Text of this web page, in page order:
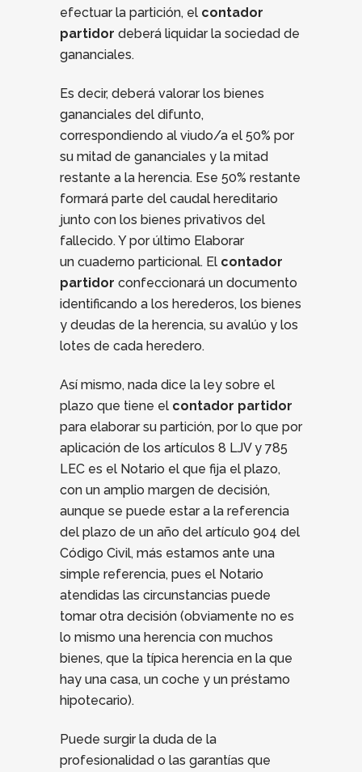
efectuar la partición, el contador
partidor deberá liquidar la sociedad de
gananciales.
Es decir, deberá valorar los bienes
gananciales del difunto,
correspondiendo al viudo/a el 50% por
su mitad de gananciales y la mitad
restante a la herencia. Ese 50% restante
formará parte del caudal hereditario
junto con los bienes privativos del
fallecido. Y por último Elaborar
un cuaderno particional. El contador
partidor confeccionará un documento
identificando a los herederos, los bienes
y deudas de la herencia, su avalúo y los
lotes de cada heredero.
Así mismo, nada dice la ley sobre el
plazo que tiene el contador partidor
para elaborar su partición, por lo que por
aplicación de los artículos 8 LJV y 785
LEC es el Notario el que fija el plazo,
con un amplio margen de decisión,
aunque se puede estar a la referencia
del plazo de un año del artículo 904 del
Código Civil, más estamos ante una
simple referencia, pues el Notario
atendidas las circunstancias puede
tomar otra decisión (obviamente no es
lo mismo una herencia con muchos
bienes, que la típica herencia en la que
hay una casa, un coche y un préstamo
hipotecario).
Puede surgir la duda de la
profesionalidad o las garantías que